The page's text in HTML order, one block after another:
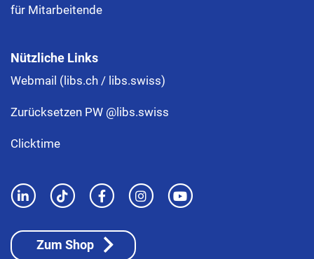
für Mitarbeitende
Nützliche Links
Webmail (libs.ch / libs.swiss)
Zurücksetzen PW @libs.swiss
Clicktime
Zum Shop